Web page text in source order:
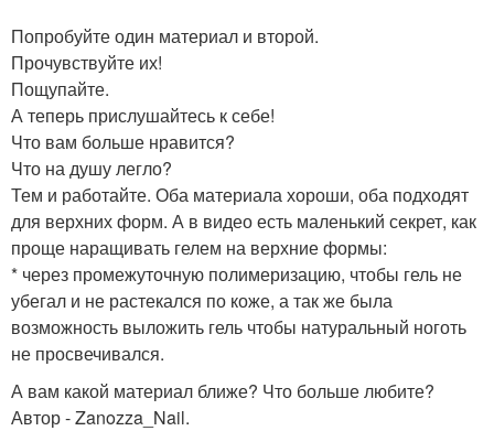
Попробуйте один материал и второй.
Прочувствуйте их!
Пощупайте.
А теперь прислушайтесь к себе!
Что вам больше нравится?
Что на душу легло?
Тем и работайте. Оба материала хороши, оба подходят
для верхних форм. А в видео есть маленький секрет, как
проще наращивать гелем на верхние формы:
* через промежуточную полимеризацию, чтобы гель не
убегал и не растекался по коже, а так же была
возможность выложить гель чтобы натуральный ноготь
не просвечивался.
А вам какой материал ближе? Что больше любите?
Автор - Zanozza_Nail.